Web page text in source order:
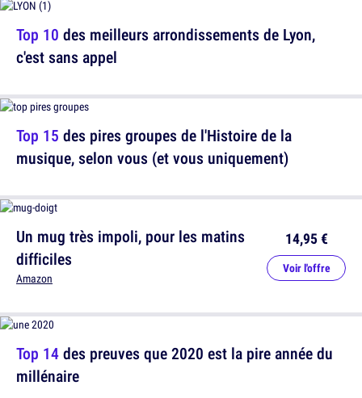
Top 15 des pires groupes de l'Histoire de la
musique, selon vous (et vous uniquement)
Top 14des preuves que 2020 est la pire année du
millénaire
Top 10 des meilleurs arrondissements de Lyon,
c'est sans appel
Un mug très impoli, pour les matins
difficiles
Amazon
14,95 €
Voir l'offre